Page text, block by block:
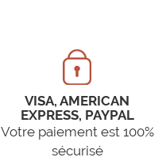
VISA, AMERICAN
EXPRESS, PAYPAL
Votre paiement est 100%
sécurisé